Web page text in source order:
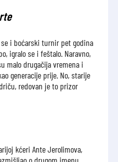
i boćarski turnir pet godina
igralo se i feštalo. Naravno,
malo drugačija vremena i
generacije prije. No, starije
redovan je to prizor
kćeri Ante Jerolimova,